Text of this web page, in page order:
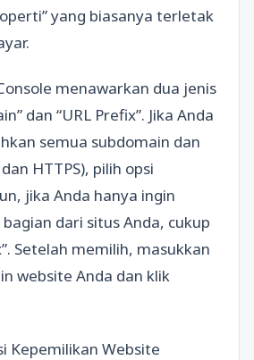
yang biasanya terletak
menawarkan dua jenis
dan “URL Prefix”. Jika Anda
semua subdomain dan
HTTPS), pilih opsi
jika Anda hanya ingin
dari situs Anda, cukup
Setelah memilih, masukkan
website Anda dan klik
Kepemilikan Website